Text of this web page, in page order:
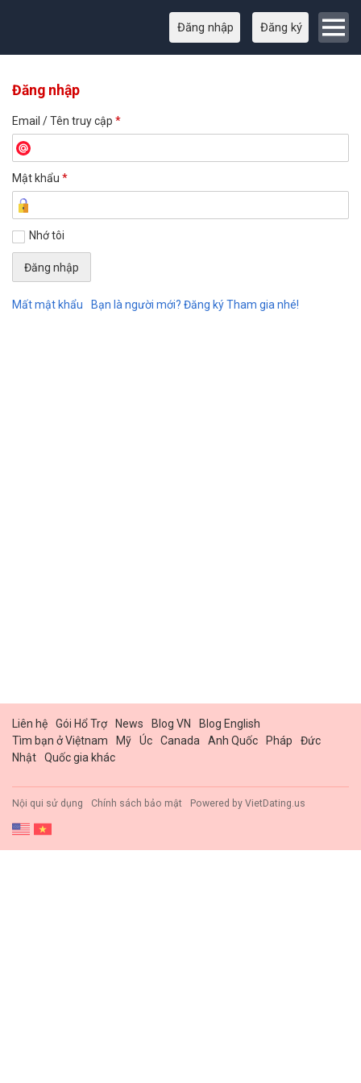
Đăng nhập Đăng ký
Đăng nhập
Email / Tên truy cập *
Mật khẩu *
Nhớ tôi
Mất mật khẩu Bạn là người mới? Đăng ký Tham gia nhé!
Liên hệ Gói Hổ Trợ News Blog VN
Blog English
Tìm bạn ở Việtnam
Mỹ Úc Canada Anh Quốc Pháp
Đức
Nhật
Quốc gia khác
Nội qui sử dụng Chính sách bảo mật Powered by VietDating.us